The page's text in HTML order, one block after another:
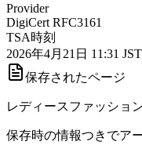
Provider
DigiCert RFC3161
TSA時刻
2026年4月21日 11:31 JST
保存されたページ
レディースファッショ
保存時の情報つきでア